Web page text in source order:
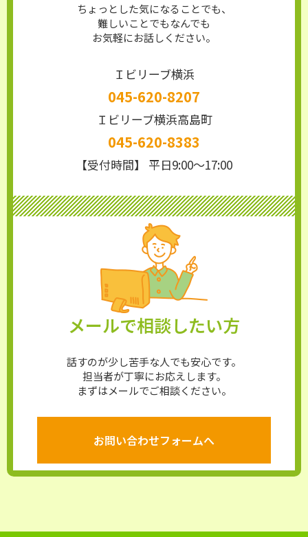
ちょっとした気になることでも、
難しいことでもなんでも
お気軽にお話しください。
Ｉビリーブ横浜
045-620-8207
Ｉビリーブ横浜高島町
045-620-8383
【受付時間】 平日9:00〜17:00
メールで相談したい方
話すのが少し苦手な人でも安心です。
担当者が丁寧にお応えします。
まずはメールでご相談ください。
お問い合わせフォームへ